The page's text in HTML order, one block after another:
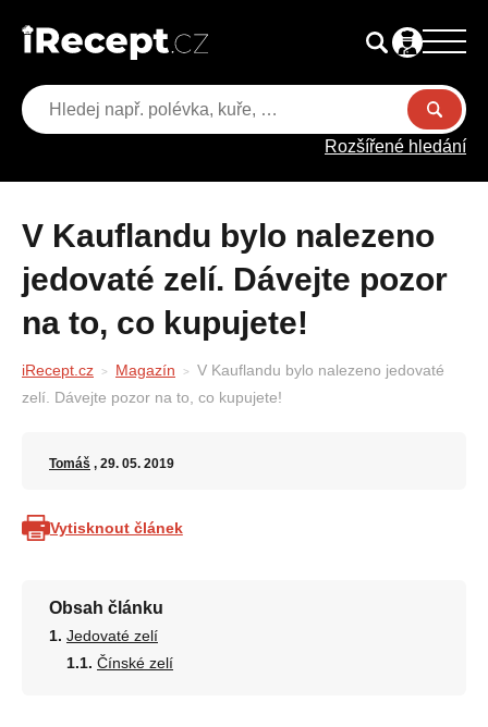
Rozšířené hledání
V Kauflandu bylo nalezeno
jedovaté zelí. Dávejte pozor
na to, co kupujete!
iRecept.cz Magazín
V Kauflandu bylo nalezeno jedovaté
zelí. Dávejte pozor na to, co kupujete!
Tomáš , 29. 05. 2019
Vytisknout článek
Obsah článku
Jedovaté zelí
Čínské zelí